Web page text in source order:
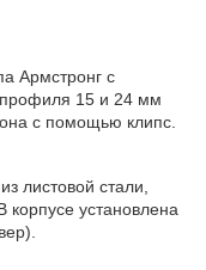
Армстронг с
15 и 24 мм
с помощью клипс.
листовой стали,
корпусе установлена